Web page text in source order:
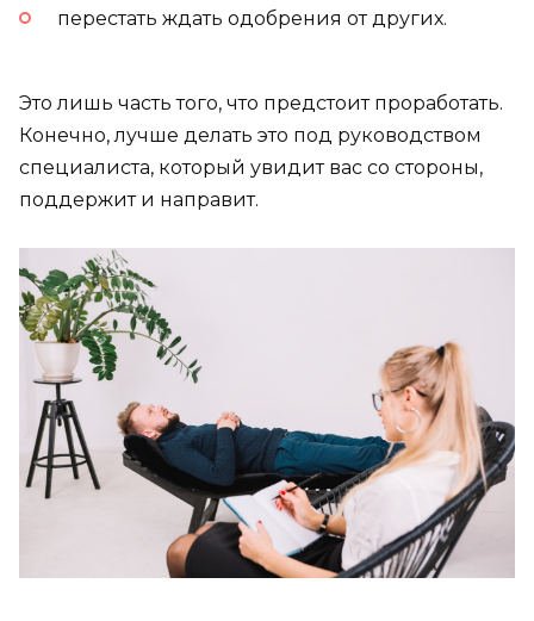
перестать ждать одобрения от других.
Это лишь часть того, что предстоит проработать.
Конечно, лучше делать это под руководством
специалиста, который увидит вас со стороны,
поддержит и направит.